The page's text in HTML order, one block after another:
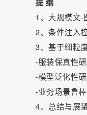
1、大规模文-
2、条件注入
3、基于细粒
-服装保真性
-模型泛化性
-业务场景鲁
4、总结与展